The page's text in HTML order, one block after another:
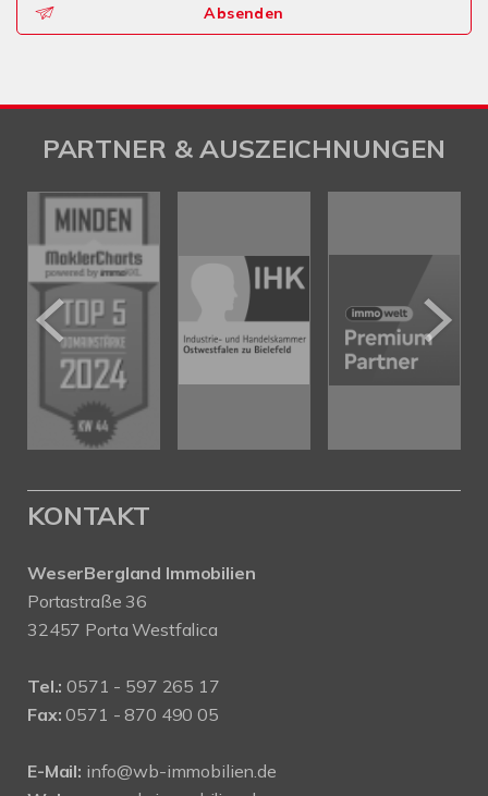
Absenden
PARTNER & AUSZEICHNUNGEN
KONTAKT
WeserBergland Immobilien
Portastraße 36
32457 Porta Westfalica
Tel.: 0571 - 597 265 17
Fax: 0571 - 870 490 05
E-Mail: info@wb-immobilien.de